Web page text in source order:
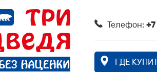
Телефон:
ГДЕ